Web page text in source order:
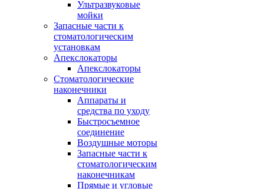
Ультразвуковые
мойки
Запасные части к
стоматологическим
установкам
Апекслокаторы
Апекслокаторы
Стоматологические
наконечники
Аппараты и
средства по уходу
Быстросъемное
соединение
Воздушные моторы
Запасные части к
стоматологическим
наконечникам
Прямые и угловые